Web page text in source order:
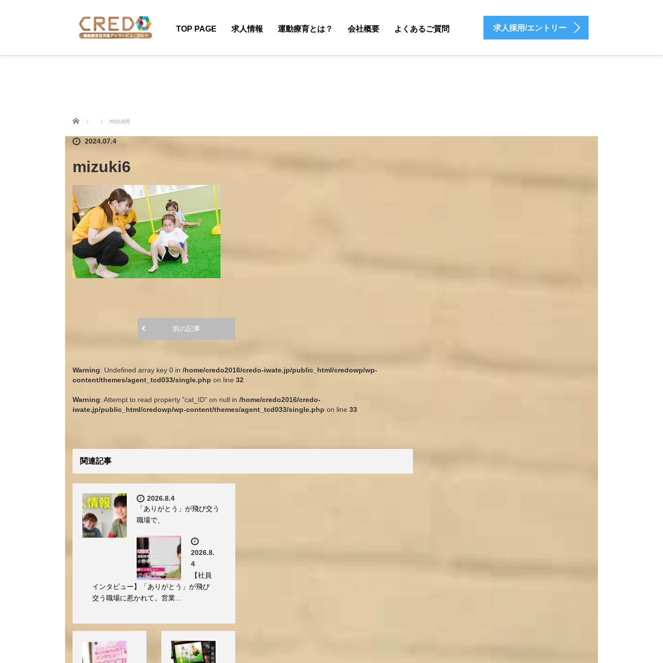
TOP PAGE 求人情報 運動療育とは？ 会社概要 よくあるご質問 求人採用/エントリー
ホーム mizuki6
2024.07.4
mizuki6
前の記事
Warning: Undefined array key 0 in /home/credo2016/credo-iwate.jp/public_html/credowp/wp-
content/themes/agent_tcd033/single.php on line 32
Warning: Attempt to read property "cat_ID" on null in /home/credo2016/credo-
iwate.jp/public_html/credowp/wp-content/themes/agent_tcd033/single.php on line 33
関連記事
2026.8.4
「ありがとう」が飛び交う
職場で、
2026.8.
4
【社員
インタビュー】「ありがとう」が飛び
交う職場に惹かれて。営業…